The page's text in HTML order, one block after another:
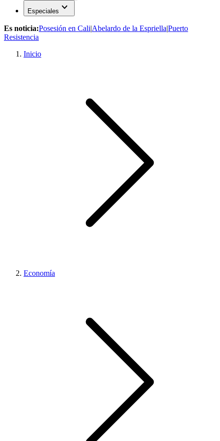
Especiales expand_more
Es noticia:Posesión en Cali|Abelardo de la Espriella|Puerto
Resistencia
Inicio
Economía